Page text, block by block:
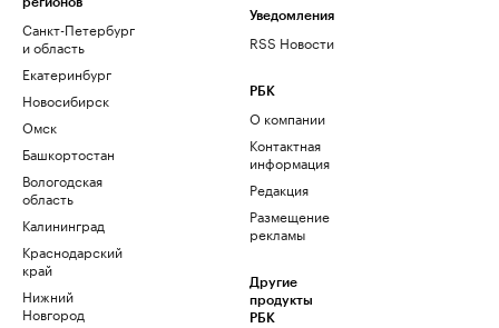
Санкт-Петербург
и область
Екатеринбург
Новосибирск
Омск
Башкортостан
Вологодская
область
Калининград
Краснодарский
край
Нижний
Новгород
Уведомления
RSS Новости
РБК
О компании
Контактная
информация
Редакция
Размещение
рекламы
Другие
продукты
РБК